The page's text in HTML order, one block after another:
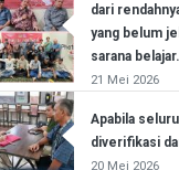
dari
yang belum
sarana belajar.
21 Mei 2026
Apabila
diverifikasi
20 Mei 2026